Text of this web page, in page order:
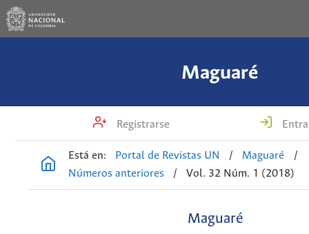
Maguaré
Registrarse
Está en: Portal de Revistas UN / Maguaré
/
Números anteriores
/ Vol. 32 Núm. 1 (2018)
Maguaré